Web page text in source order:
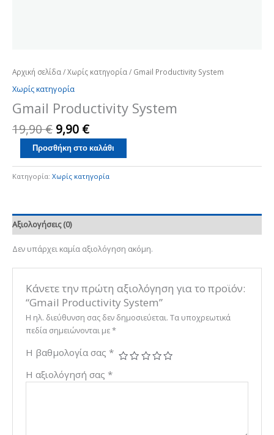
Αρχική σελίδα/Χωρίς κατηγορία/ Gmail Productivity System
Χωρίς κατηγορία
Gmail Productivity System
19,90€ 9,90 €
Προσθήκη στο καλάθι
Κατηγορία: Χωρίς κατηγορία
Αξιολογήσεις (0)
Δεν υπάρχει καμία αξιολόγηση ακόμη.
Κάνετε την πρώτη αξιολόγηση για το προϊόν:
“Gmail Productivity System”
Η ηλ. διεύθυνση σας δεν δημοσιεύεται. Τα υποχρεωτικά
πεδία σημειώνονται με*
Η βαθμολογία σας*
Η αξιολόγησή σας*